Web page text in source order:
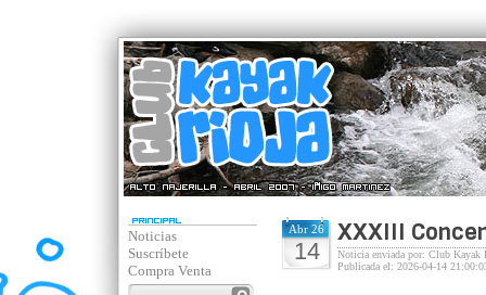
Noticias
Suscríbete
Compra Venta
Abr 26
14
XXXIII
Noticia enviada por: Club Kayak
Publicada el: 2026-04-14